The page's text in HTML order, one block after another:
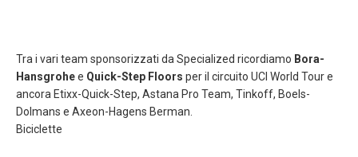
Tra i vari team sponsorizzati da Specialized ricordiamo Bora-
Hansgrohee Quick-Step Floors per il circuito UCI World Tour e
ancora Etixx-Quick-Step, Astana Pro Team, Tinkoff, Boels-
Dolmans e Axeon-Hagens Berman.
Biciclette